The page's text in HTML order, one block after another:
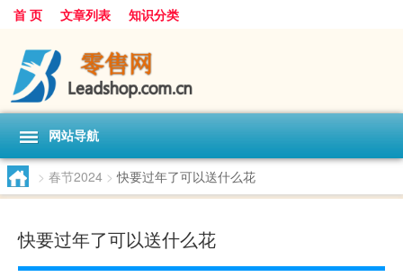
首 页 文章列表 知识分类
网站导航
> 春节2024 > 快要过年了可以送什么花
快要过年了可以送什么花